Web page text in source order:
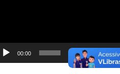
00:00 01:30